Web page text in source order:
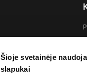
Šioje svetainėje
slapukai